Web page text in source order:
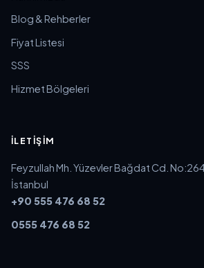
Blog & Rehberler
Fiyat Listesi
SSS
Hizmet Bölgeleri
İLETIŞIM
Feyzullah Mh. Yüzevler Bağdat Cd.
İstanbul
+90 555 476 68 52
0555 476 68 52